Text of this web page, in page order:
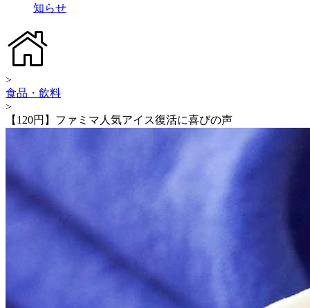
知らせ
>
食品・飲料
>
【120円】ファミマ人気アイス復活に喜びの声